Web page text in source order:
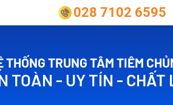
028 7102 6595
THỐNG TRUNG TÂM TIÊM
TOÀN - UY TÍN - CHẤT